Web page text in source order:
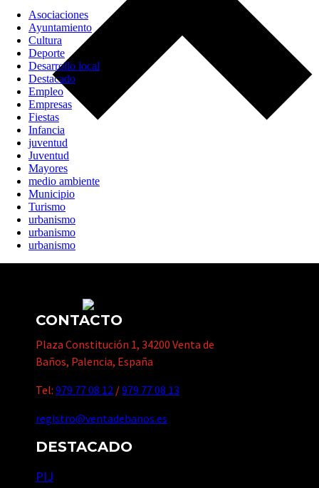
Asociaciones
Ayuntamiento
Cultura
Deporte
Desarrollo local
Destacado
Empleo
Empresas
Fiestas
Infancia
juventud
Juventud
Mayores
medio ambiente
Municipio
Turismo
urbanismo
urbanismo
urbanismo
CONTACTO
Plaza Constitución 1, 34200 Venta de
Baños, Palencia, España
Tel: 979 77 08 12 /979 77 08 13
registro@ventadebanos.es
DESTACADO
PIJ